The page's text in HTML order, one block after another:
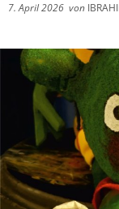
7. April 2026 von